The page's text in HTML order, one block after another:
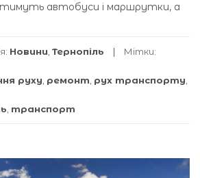
автобуси і маршрутки, а
Новини Тернопіль Мітки:
руху ремонт рух транспорту
транспорт